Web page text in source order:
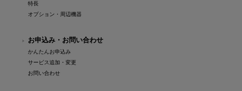
特長
オプション・周辺機器
お申込み・お問い合わせ
かんたんお申込み
サービス追加・変更
お問い合わせ